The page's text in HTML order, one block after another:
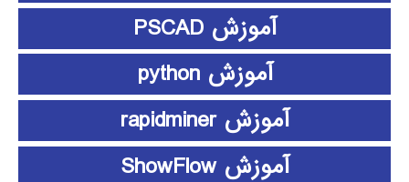
آموزش PSCAD
آموزش python
آموزش rapidminer
آموزش ShowFlow